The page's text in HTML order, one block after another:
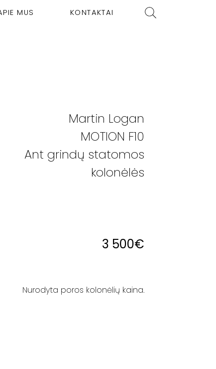
MUS KONTAKTAI
Martin Logan
MOTION F10
Ant grindų statomos
kolonėlės
3 500€
Nurodyta poros kolonėlių kaina.